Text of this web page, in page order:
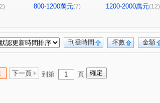
大安西街 (1) 圓通南路
段(1) 建興路(1) 軍福十九路(1)
段(1) 太原路三段 (1) 五光路
大墩二街(1) 進化北路(1) 大墩一街(1)
800-1200萬元(7) 1200-2000萬元(12)
金額
坪數
刊登時間
下一頁 到第 頁